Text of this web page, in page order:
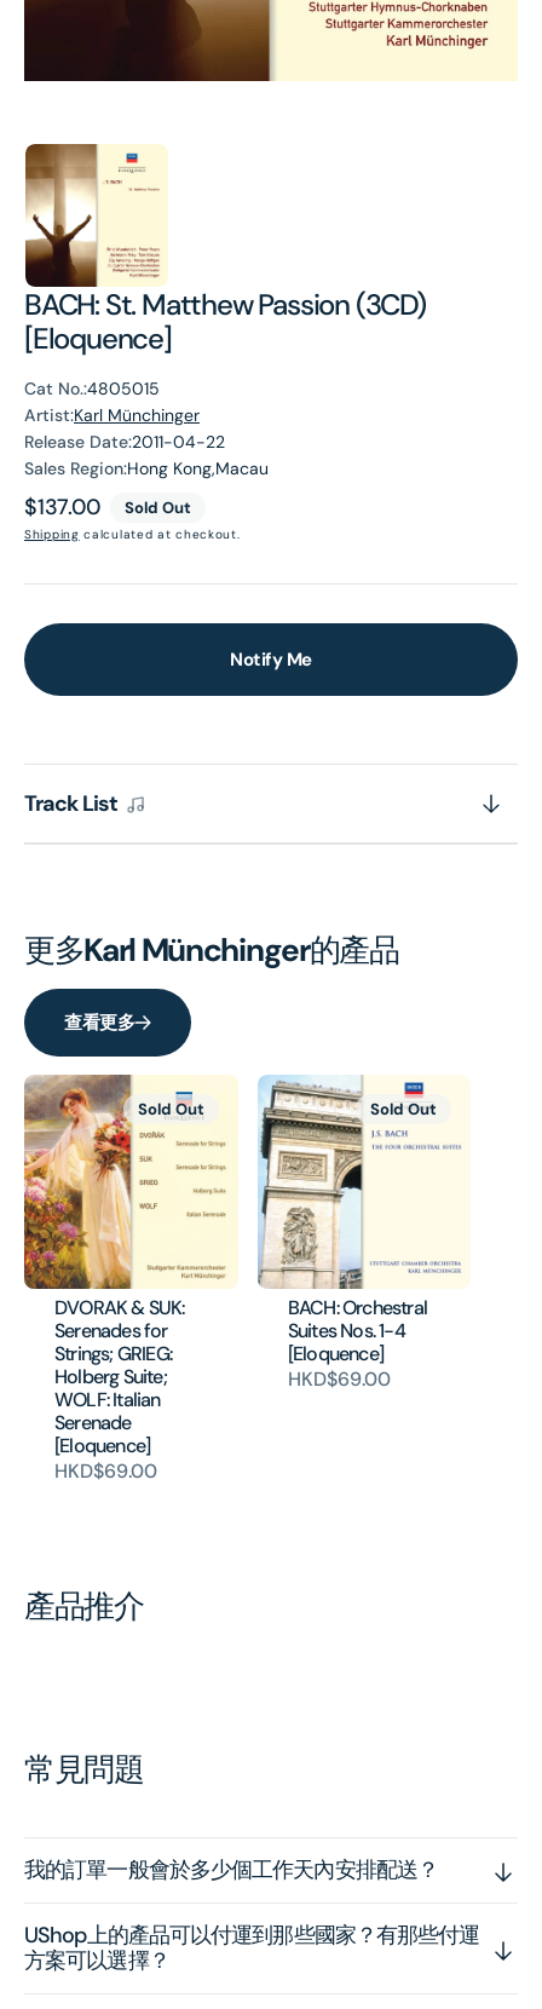
BACH: St. Matthew Passion (3CD)
[Eloquence]
Cat No.:4805015
Artist:Karl Münchinger
Release Date:2011-04-22
Sales Region:Hong Kong,Macau
Regular
price
$137.00 Sold Out
Shipping calculated at checkout.
Notify Me
Track List
更多Karl Münchinger的產品
查看更多
DVORAK & SUK:
Serenades for
Strings; GRIEG:
Holberg Suite;
WOLF: Italian
Serenade
[Eloquence]
HKD$69.00
Sold Out
BACH: Orchestral
Suites Nos. 1-4
[Eloquence]
HKD$69.00
Sold Out
產品推介
常見問題
我的訂單一般會於多少個工作天內安排配送？
UShop上的產品可以付運到那些國家？有那些付運
方案可以選擇？